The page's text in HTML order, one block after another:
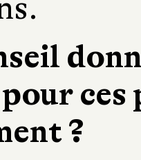
ces
?